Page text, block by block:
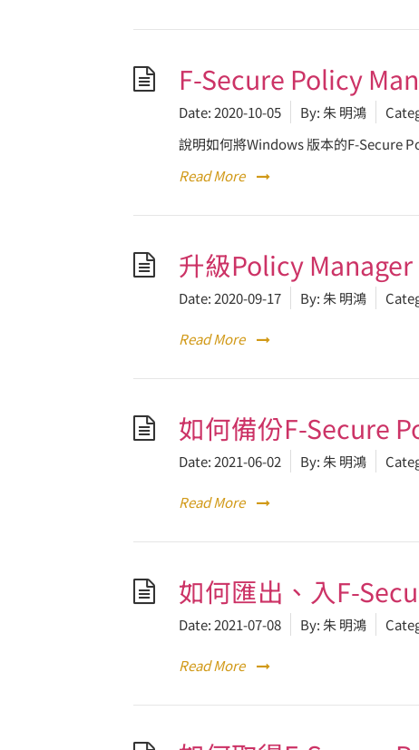
F-Secure Policy
Date:2020-10-05 By: 朱 明鴻
說明如何將Windows 版本的F-Secure
Read More
升級Policy
Date:2020-09-17 By: 朱 明鴻
Read More
如何備份F-Secure
Date:2021-06-02 By: 朱 明鴻
Read More
如何匯出、入F-
Date:2021-07-08 By: 朱 明鴻
Read More